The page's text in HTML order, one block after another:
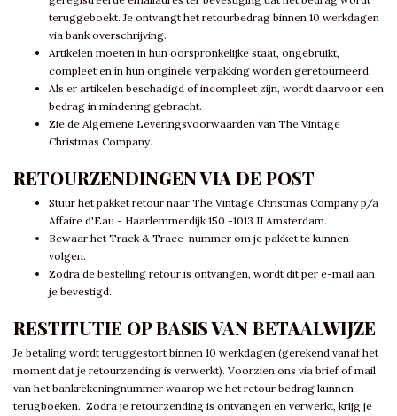
teruggeboekt. Je ontvangt het retourbedrag binnen 10 werkdagen
via bank overschrijving.
Artikelen moeten in hun oorspronkelijke staat, ongebruikt,
compleet en in hun originele verpakking worden geretourneerd.
Als er artikelen beschadigd of incompleet zijn, wordt daarvoor een
bedrag in mindering gebracht.
Zie de Algemene Leveringsvoorwaarden van The Vintage
Christmas Company.
RETOURZENDINGEN VIA DE POST
Stuur het pakket retour naar The Vintage Christmas Company p/a
Affaire d'Eau - Haarlemmerdijk 150 -1013 JJ Amsterdam.
Bewaar het Track & Trace-nummer om je pakket te kunnen
volgen.
Zodra de bestelling retour is ontvangen, wordt dit per e-mail aan
je bevestigd.
RESTITUTIE OP BASIS VAN BETAALWIJZE
Je betaling wordt teruggestort binnen 10 werkdagen (gerekend vanaf het
moment dat je retourzending is verwerkt). Voorzien ons via brief of mail
van het bankrekeningnummer waarop we het retour bedrag kunnen
terugboeken. Zodra je retourzending is ontvangen en verwerkt, krijg je